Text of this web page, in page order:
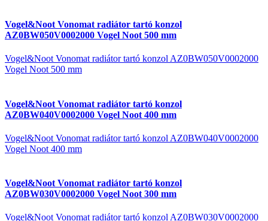
Vogel&Noot Vonomat radiátor tartó konzol
AZ0BW050V0002000 Vogel Noot 500 mm
Vogel&Noot Vonomat radiátor tartó konzol AZ0BW050V0002000
Vogel Noot 500 mm
Vogel&Noot Vonomat radiátor tartó konzol
AZ0BW040V0002000 Vogel Noot 400 mm
Vogel&Noot Vonomat radiátor tartó konzol AZ0BW040V0002000
Vogel Noot 400 mm
Vogel&Noot Vonomat radiátor tartó konzol
AZ0BW030V0002000 Vogel Noot 300 mm
Vogel&Noot Vonomat radiátor tartó konzol AZ0BW030V0002000